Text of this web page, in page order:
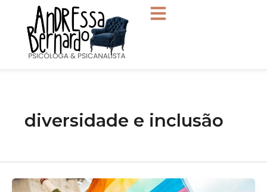
conteúdo
diversidade e inclusão